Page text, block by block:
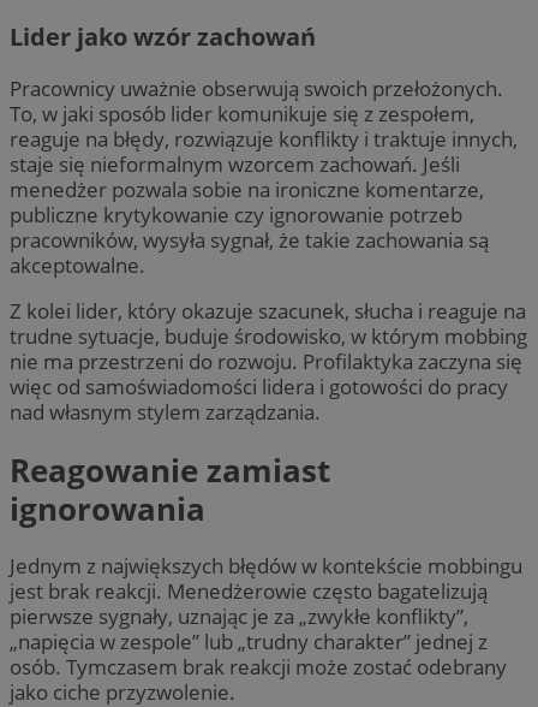
Lider jako wzór zachowań
Pracownicy uważnie obserwują swoich przełożonych.
To, w jaki sposób lider komunikuje się z zespołem,
reaguje na błędy, rozwiązuje konflikty i traktuje innych,
staje się nieformalnym wzorcem zachowań. Jeśli
menedżer pozwala sobie na ironiczne komentarze,
publiczne krytykowanie czy ignorowanie potrzeb
pracowników, wysyła sygnał, że takie zachowania są
akceptowalne.
Z kolei lider, który okazuje szacunek, słucha i reaguje na
trudne sytuacje, buduje środowisko, w którym mobbing
nie ma przestrzeni do rozwoju. Profilaktyka zaczyna się
więc od samoświadomości lidera i gotowości do pracy
nad własnym stylem zarządzania.
Reagowanie zamiast
ignorowania
Jednym z największych błędów w kontekście mobbingu
jest brak reakcji. Menedżerowie często bagatelizują
pierwsze sygnały, uznając je za „zwykłe konflikty”,
„napięcia w zespole” lub „trudny charakter” jednej z
osób. Tymczasem brak reakcji może zostać odebrany
jako ciche przyzwolenie.